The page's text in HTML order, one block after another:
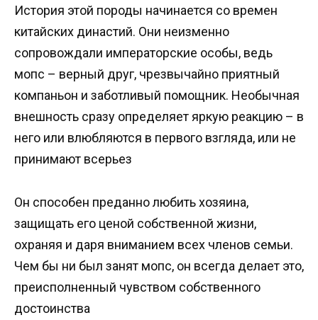
История этой породы начинается со времен
китайских династий. Они неизменно
сопровождали императорские особы, ведь
мопс – верный друг, чрезвычайно приятный
компаньон и заботливый помощник. Необычная
внешность сразу определяет яркую реакцию – в
него или влюбляются в первого взгляда, или не
принимают всерьез
Он способен преданно любить хозяина,
защищать его ценой собственной жизни,
охраняя и даря вниманием всех членов семьи.
Чем бы ни был занят мопс, он всегда делает это,
преисполненный чувством собственного
достоинства